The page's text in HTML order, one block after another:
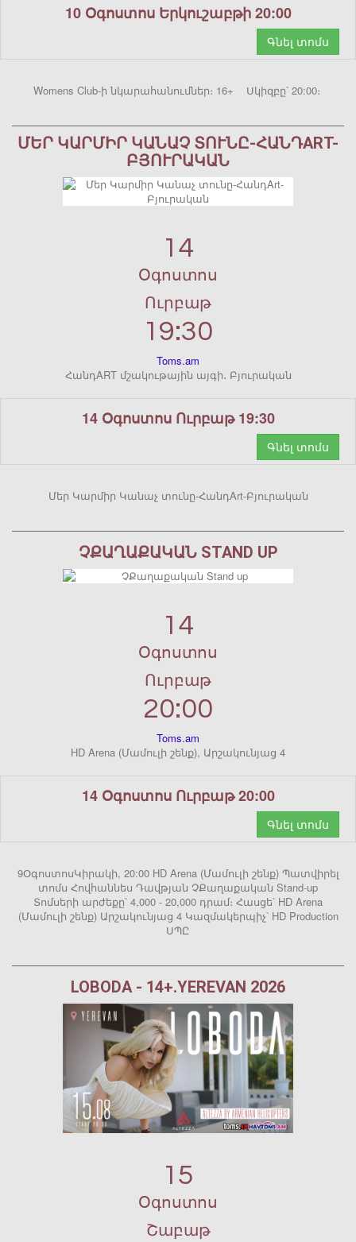
10 Օգոստոս Երկուշաբթի 20:00
Գնել տոմս
Womens Club-ի նկարահանումներ։ 16+ Սկիզբը՝ 20:00։
ՄԵՐ ԿԱՐՄԻՐ ԿԱՆԱՉ ՏՈՒՆԸ-ՀԱՆԴART-
ԲՅՈՒՐԱԿԱՆ
14
Օգոստոս
Ուրբաթ
19:30
Toms.am
ՀանդART մշակութային այգի․ Բյուրական
14 Օգոստոս Ուրբաթ 19:30
Գնել տոմս
Մեր Կարմիր Կանաչ տունը-ՀանդArt-Բյուրական
ՉՔԱՂԱՔԱԿԱՆ STAND UP
14
Օգոստոս
Ուրբաթ
20:00
Toms.am
HD Arena (Մամուլի շենք), Արշակունյաց 4
14 Օգոստոս Ուրբաթ 20:00
Գնել տոմս
9ՕգոստոսԿիրակի, 20:00 HD Arena (Մամուլի շենք) Պատվիրել
տոմս Հովհաննես Դավթյան ՉՔաղաքական Stand-up
Տոմսերի արժեքը՝ 4,000 - 20,000 դրամ։ Հասցե՝ HD Arena
(Մամուլի շենք) Արշակունյաց 4 Կազմակերպիչ՝ HD Production
ՍՊԸ
LOBODA - 14+.YEREVAN 2026
15
Օգոստոս
Շաբաթ